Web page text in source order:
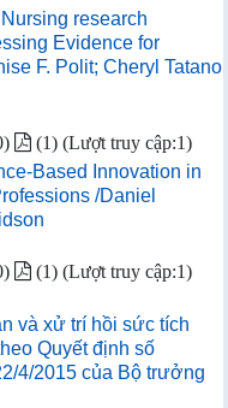
research
Evidence for
F. Polit; Cheryl Tatano
(1) (Lượt truy cập:1)
Based Innovation in
/Daniel
(1) (Lượt truy cập:1)
và xử trí hồi sức tích
Quyết định số
4/2015 của Bộ trưởng